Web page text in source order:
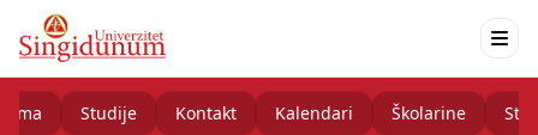
Studije Kontakt Kalendari Školarine